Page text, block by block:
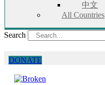
中文
All Countries
Search
DONATE